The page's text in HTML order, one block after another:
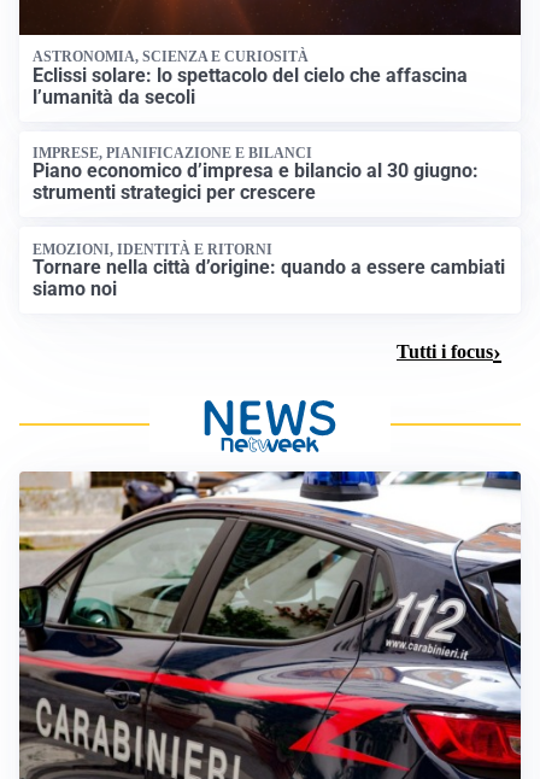
ASTRONOMIA, SCIENZA E CURIOSITÀ
Eclissi solare: lo spettacolo del cielo che affascina
l’umanità da secoli
IMPRESE, PIANIFICAZIONE E BILANCI
Piano economico d’impresa e bilancio al 30 giugno:
strumenti strategici per crescere
EMOZIONI, IDENTITÀ E RITORNI
Tornare nella città d’origine: quando a essere cambiati
siamo noi
Tutti i focus